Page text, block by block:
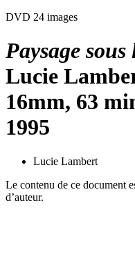
DVD 24 images
Paysage
Lucie
16mm, 63
1995
Lucie Lambert
Le contenu de ce document
d’auteur.